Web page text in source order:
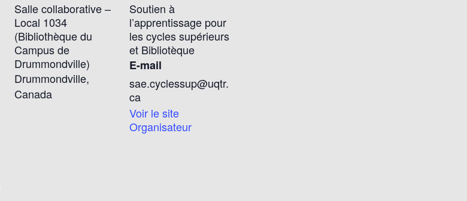
Salle collaborative –
Local 1034
(Bibliothèque du
Campus de
Drummondville)
Drummondville,
Canada
Soutien à
l’apprentissage pour
les cycles supérieurs
et Bibliotèque
E-mail
sae.cyclessup@uqtr.
ca
Voir le site
Organisateur